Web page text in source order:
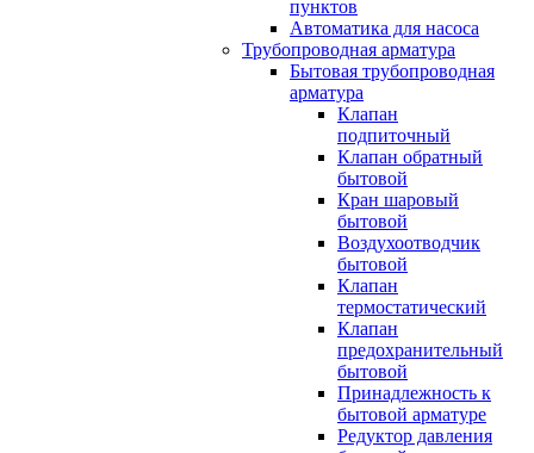
пунктов
Автоматика для насоса
Трубопроводная арматура
Бытовая трубопроводная
арматура
Клапан
подпиточный
Клапан обратный
бытовой
Кран шаровый
бытовой
Воздухоотводчик
бытовой
Клапан
термостатический
Клапан
предохранительный
бытовой
Принадлежность к
бытовой арматуре
Редуктор давления